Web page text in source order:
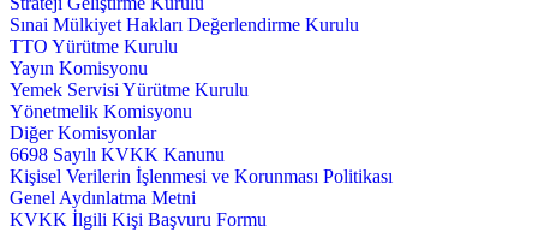
Sınai Mülkiyet Hakları Değerlendirme Kurulu
TTO Yürütme Kurulu
Yayın Komisyonu
Yemek Servisi Yürütme Kurulu
Yönetmelik Komisyonu
Diğer Komisyonlar
6698 Sayılı KVKK Kanunu
Kişisel Verilerin İşlenmesi ve Korunması Politikası
Genel Aydınlatma Metni
KVKK İlgili Kişi Başvuru Formu